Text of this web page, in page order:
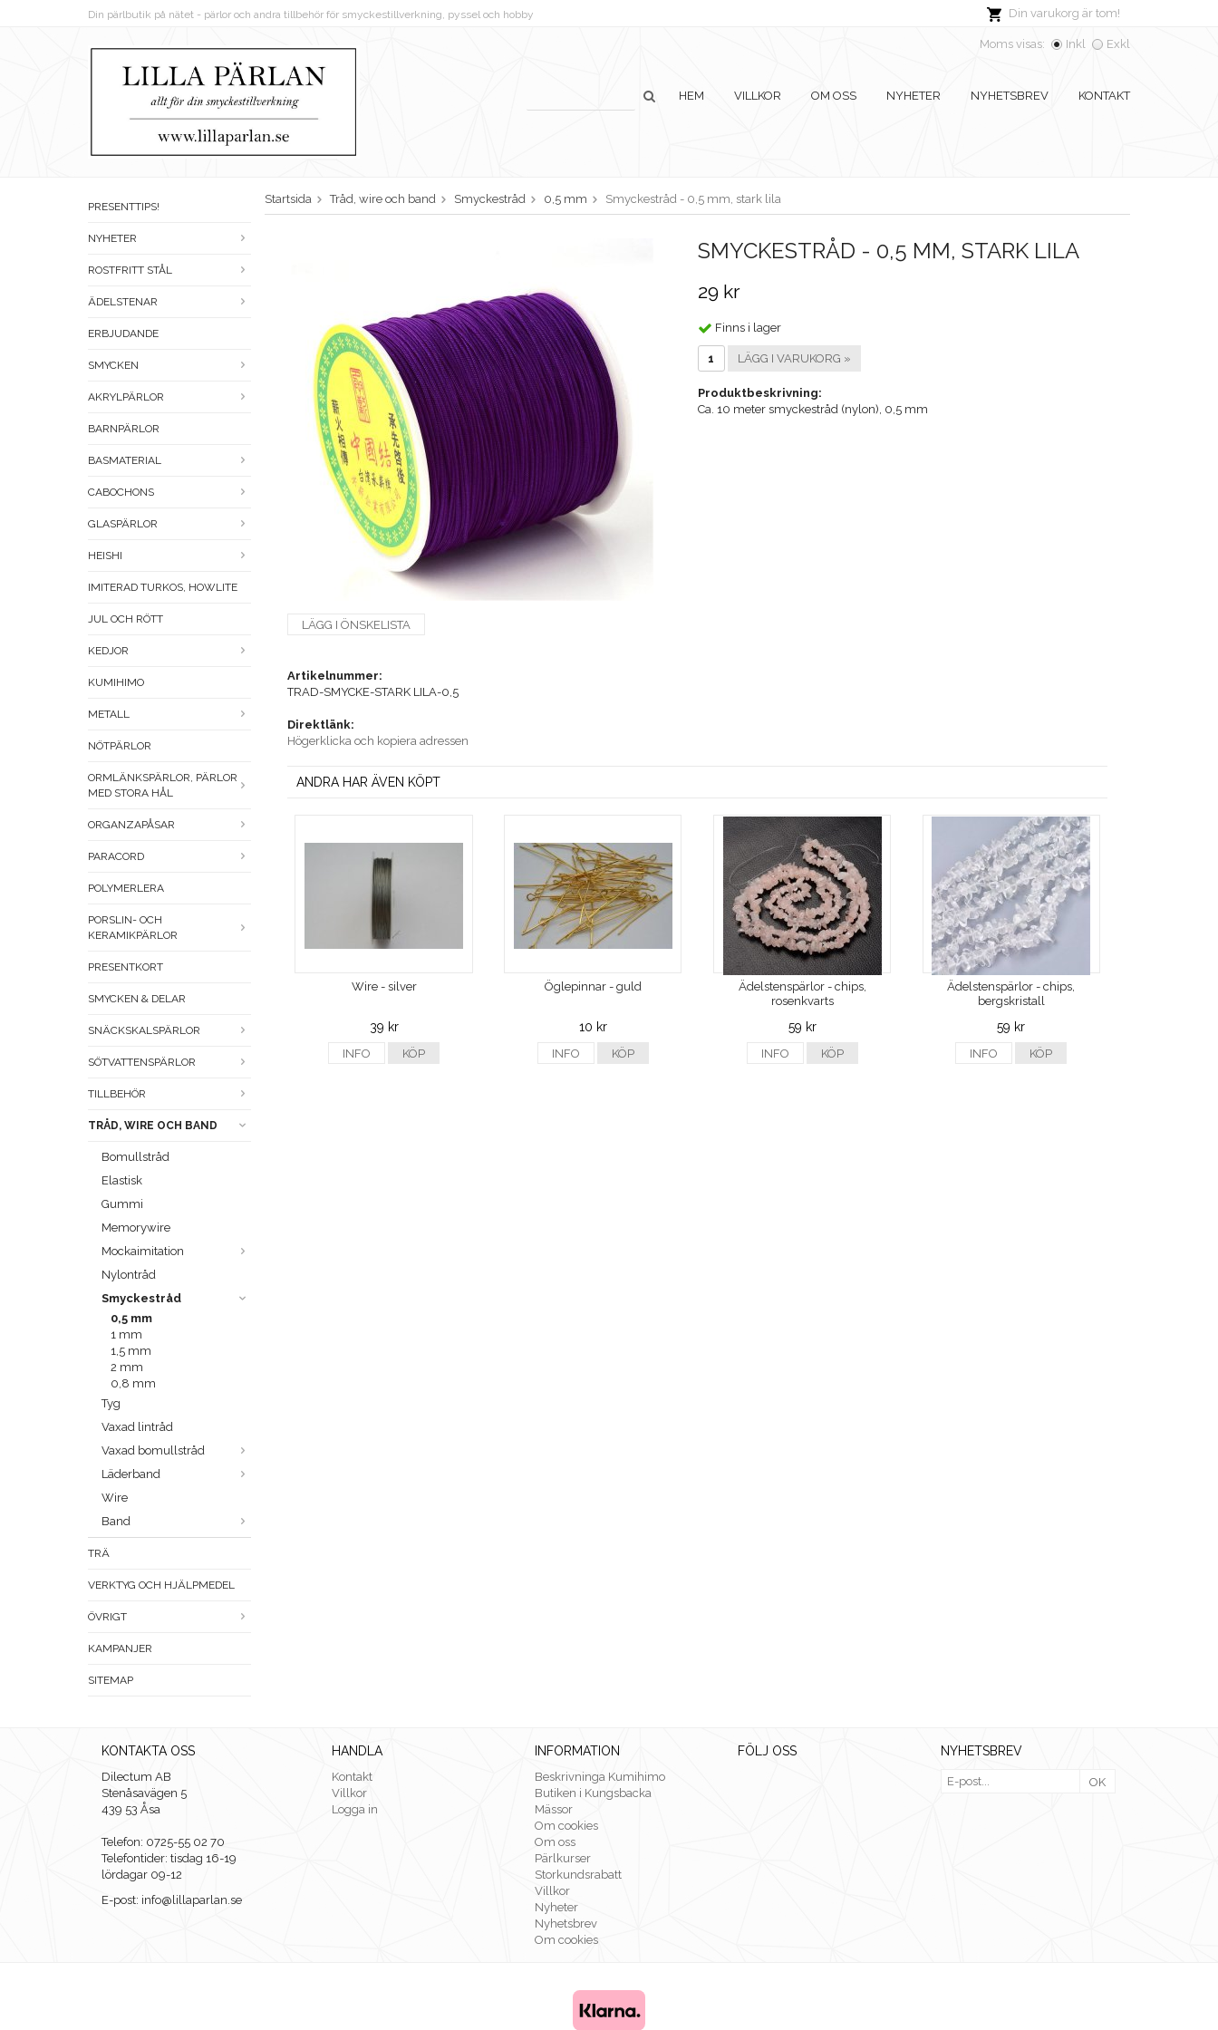
Din varukorg är tom!
Din pärlbutik på nätet - pärlor och andra tillbehör för smyckestillverkning, pyssel och hobby
Moms visas: Inkl Exkl
HEM VILLKOR OM OSS NYHETER NYHETSBREV KONTAKT
PRESENTTIPS!
NYHETER
ROSTFRITT STÅL
ÄDELSTENAR
ERBJUDANDE
SMYCKEN
AKRYLPÄRLOR
BARNPÄRLOR
BASMATERIAL
CABOCHONS
GLASPÄRLOR
HEISHI
IMITERAD TURKOS, HOWLITE
JUL OCH RÖTT
KEDJOR
KUMIHIMO
METALL
NÖTPÄRLOR
ORMLÄNKSPÄRLOR, PÄRLOR
MED STORA HÅL
ORGANZAPÅSAR
PARACORD
POLYMERLERA
PORSLIN- OCH
KERAMIKPÄRLOR
PRESENTKORT
SMYCKEN & DELAR
SNÄCKSKALSPÄRLOR
SÖTVATTENSPÄRLOR
TILLBEHÖR
TRÅD, WIRE OCH BAND
Bomullstråd
Elastisk
Gummi
Memorywire
Mockaimitation
Nylontråd
Smyckestråd
0,5 mm
1 mm
1,5 mm
2 mm
0,8 mm
Tyg
Vaxad lintråd
Vaxad bomullstråd
Läderband
Wire
Band
TRÄ
VERKTYG OCH HJÄLPMEDEL
ÖVRIGT
KAMPANJER
SITEMAP
Startsida Tråd, wire och band Smyckestråd 0,5 mm Smyckestråd - 0,5 mm, stark lila
SMYCKESTRÅD - 0,5 MM, STARK LILA
29 kr
Finns i lager
LÄGG I VARUKORG »
Produktbeskrivning:
Ca. 10 meter smyckestråd (nylon), 0,5 mm
LÄGG I ÖNSKELISTA
Artikelnummer:
TRAD-SMYCKE-STARK LILA-0,5
Direktlänk:
Högerklicka och kopiera adressen
ANDRA HAR ÄVEN KÖPT
Wire - silver
39 kr
INFO KÖP
Öglepinnar - guld
10 kr
INFO KÖP
Ädelstenspärlor - chips,
rosenkvarts
59 kr
INFO KÖP
Ädelstenspärlor - chips,
bergskristall
59 kr
INFO KÖP
KONTAKTA OSS
Dilectum AB
Stenåsavägen 5
439 53 Åsa
Telefon: 0725-55 02 70
Telefontider: tisdag 16-19
lördagar 09-12
E-post: info@lillaparlan.se
HANDLA
Kontakt
Villkor
Logga in
INFORMATION
Beskrivninga Kumihimo
Butiken i Kungsbacka
Mässor
Om cookies
Om oss
Pärlkurser
Storkundsrabatt
Villkor
Nyheter
Nyhetsbrev
Om cookies
FÖLJ OSS NYHETSBREV
OK